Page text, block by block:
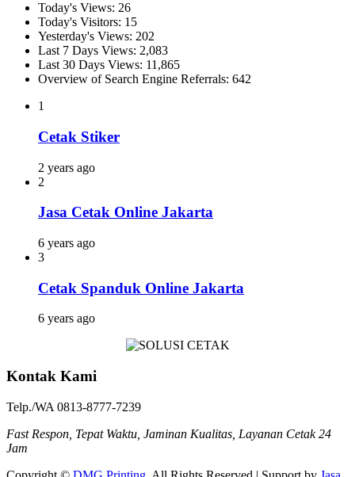
Today's Views: 26
Today's Visitors: 15
Yesterday's Views: 202
Last 7 Days Views: 2,083
Last 30 Days Views: 11,865
Overview of Search Engine Referrals: 642
1
Cetak Stiker
2 years ago
2
Jasa Cetak Online Jakarta
6 years ago
3
Cetak Spanduk Online Jakarta
6 years ago
Kontak Kami
Telp./WA 0813-8777-7239
Fast Respon, Tepat Waktu, Jaminan Kualitas, Layanan Cetak 24
Jam